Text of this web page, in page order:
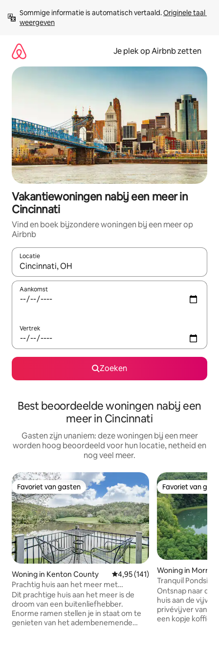
direct
naar
Sommige informatie is automatisch vertaald. Originele taal
weergeven
Je plek op Airbnb zetten
Vakantiewoningen nabij een meer in
Cincinnati
Vind en boek bijzondere woningen bij een meer op
Airbnb
Locatie
Wanneer er resultaten beschikbaar zijn, maak je een keuze
Aankomst
Vertrek
Zoeken
Best beoordeelde woningen nabij een
meer in Cincinnati
Gasten zijn unaniem: deze woningen bij een meer
worden hoog beoordeeld voor hun locatie, netheid en
nog veel meer.
Favoriet van gasten
Favoriet van gasten
Woning in Kenton County Gemiddelde beoordeling van
4,95 (141)
Prachtig huis aan het meer met
zwembad - Stone Haven
Dit prachtige huis aan het meer is de
droom van een buitenliefhebber.
Enorme ramen stellen je in staat om te
genieten van het adembenemende
Favoriet van
Favoriet van
Woning in Morrow
Tranquil
Ontsnap naar de
huis aan de
privévijver van 1
een kopje koffie